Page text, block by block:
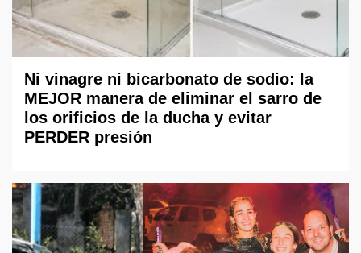
Ni vinagre ni bicarbonato de sodio: la
MEJOR manera de eliminar el sarro de
los orificios de la ducha y evitar
PERDER presión